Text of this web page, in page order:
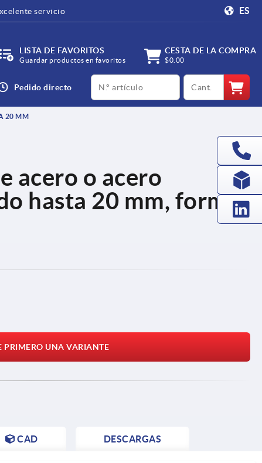
servicio ES
LISTA DE FAVORITOS
Guardar productos en favoritos
CESTA DE LA COMPRA
$0.00
Pedido directo
productCode qty
20 MM
acero o acero
hasta 20 mm, forma
PRIMERO UNA VARIANTE
CAD DESCARGAS